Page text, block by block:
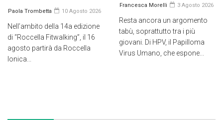
Paola Trombetta 10 Agosto 2026
Nell’ambito della 14a edizione
di “Roccella Fitwalking”, il 16
agosto partirà da Roccella
Ionica...
Francesca Morelli 3 Agosto 2026
Resta ancora un argomento
tabù, soprattutto tra i più
giovani. Di HPV, il Papilloma
Virus Umano, che espone...